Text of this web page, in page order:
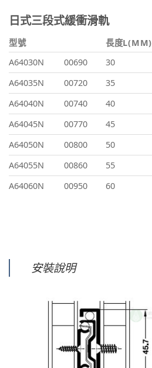
日式三段式緩衝滑軌
型號 長度L(MM)
A64030N
00690 30
A64035N
00720 35
A64040N
00740 40
A64045N
00770 45
A64050N
00800 50
A64055N
00860 55
A64060N
00950 60
安裝說明